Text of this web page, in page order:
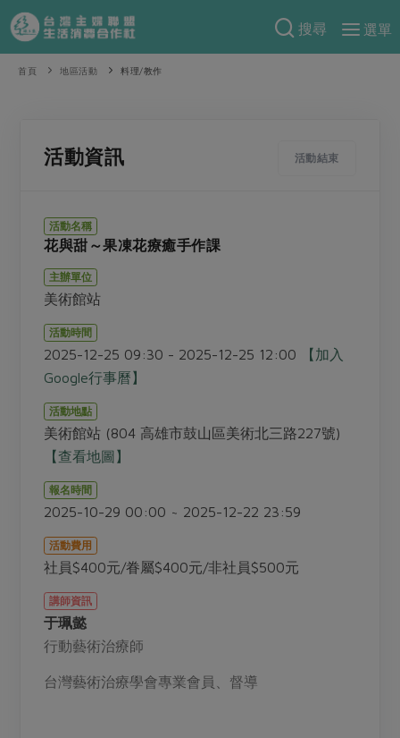
搜尋
選單
產品分類
芽苗類
奶蛋豆・五穀
肉品・水產
畜產肉類
水畜加工品
調理食材・點心
休閒零嘴
居家好物
美妝保養 個人清潔
食材
麵食
肉食
海鮮
蔬食
蛋料理
料理方式
醬料
湯品．鍋物
漬物
涼拌沙拉
特別企畫
把最好的台灣味帶回家！
2026年端午節預購圓滿結束
更多預購活動
當季產品
合作25-經典快閃最後一週
合作25-精選產品第四彈
合作25-精選產品第三彈
更多當季產品
主婦聯盟X樂齡網特約優惠案
30%rPET紅烏龍茶
2024農業發展計畫年度報告
觀點文章
主婦食堂
社內大小事
產品故事
樂齡生活
廚房瑜伽
關注議題
減硝酸鹽
廢核運動 能源議題
減添加物
公益金
更多議題
關於合作社
認識合作社
關於我們
合作社組織
員工與求才
產品檢驗
自主把關
檢驗報告
硝酸鹽檢驗
社員權益
合作社法規
社務專區
重要公告
首頁 地區活動 料理/教作
活動結束
活動資訊
活動名稱
花與甜～果凍花療癒手作課
主辦單位
美術館站
活動時間
2025-12-25 09:30 - 2025-12-25 12:00
【加入
Google行事曆】
活動地點
美術館站 (804 高雄市鼓山區美術北三路227號)
【查看地圖】
報名時間
2025-10-29 00:00 ~ 2025-12-22 23:59
活動費用
社員$400元/眷屬$400元/非社員$500元
講師資訊
于珮懿
行動藝術治療師
台灣藝術治療學會專業會員、督導